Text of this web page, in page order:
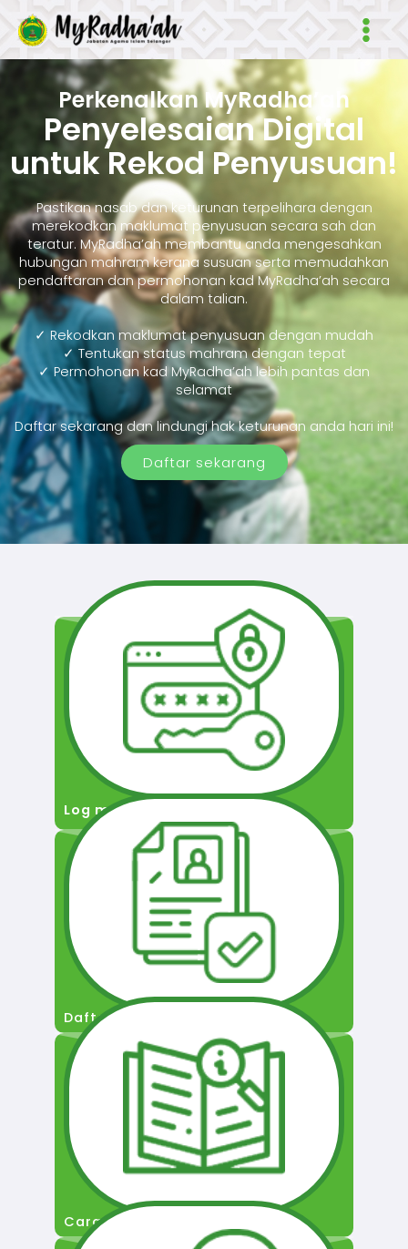
Main
Perkenalkan MyRadha’ah
Penyelesaian Digital
untuk Rekod Penyusuan!
Pastikan nasab dan keturunan terpelihara dengan
merekodkan maklumat penyusuan secara sah dan
teratur. MyRadha’ah membantu anda mengesahkan
hubungan mahram kerana susuan serta memudahkan
pendaftaran dan permohonan kad MyRadha’ah secara
dalam talian.
✓ Rekodkan maklumat penyusuan dengan mudah
✓ Tentukan status mahram dengan tepat
✓ Permohonan kad MyRadha’ah lebih pantas dan
selamat
Daftar sekarang dan lindungi hak keturunan anda hari ini!
Daftar sekarang
Log masuk
Daftar Pengguna
Cara Permohonan